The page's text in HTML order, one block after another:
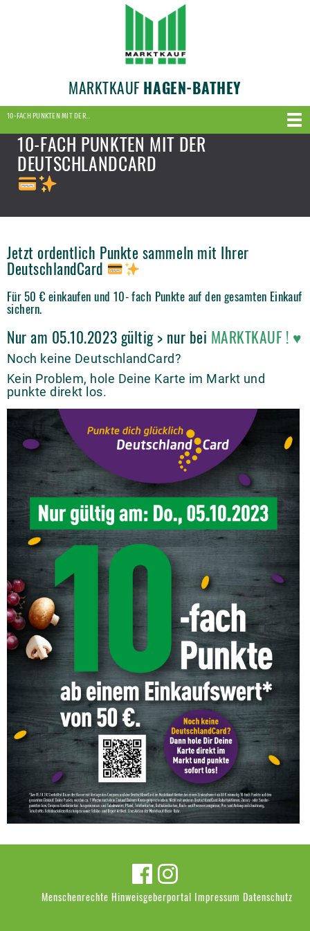
MARKTKAUF HAGEN-BATHEY
10-FACH PUNKTEN MIT DER…
10-FACH PUNKTEN MIT DER
DEUTSCHLANDCARD
Jetzt ordentlich Punkte sammeln mit Ihrer
DeutschlandCard
Für 50 € einkaufen und 10- fach Punkte auf den gesamten Einkauf
sichern.
Nur am 05.10.2023 gültig > nur bei MARKTKAUF ! ♥
Noch keine DeutschlandCard?
Kein Problem, hole Deine Karte im Markt und
punkte direkt los.
Menschenrechte Hinweisgeberportal Impressum Datenschutz